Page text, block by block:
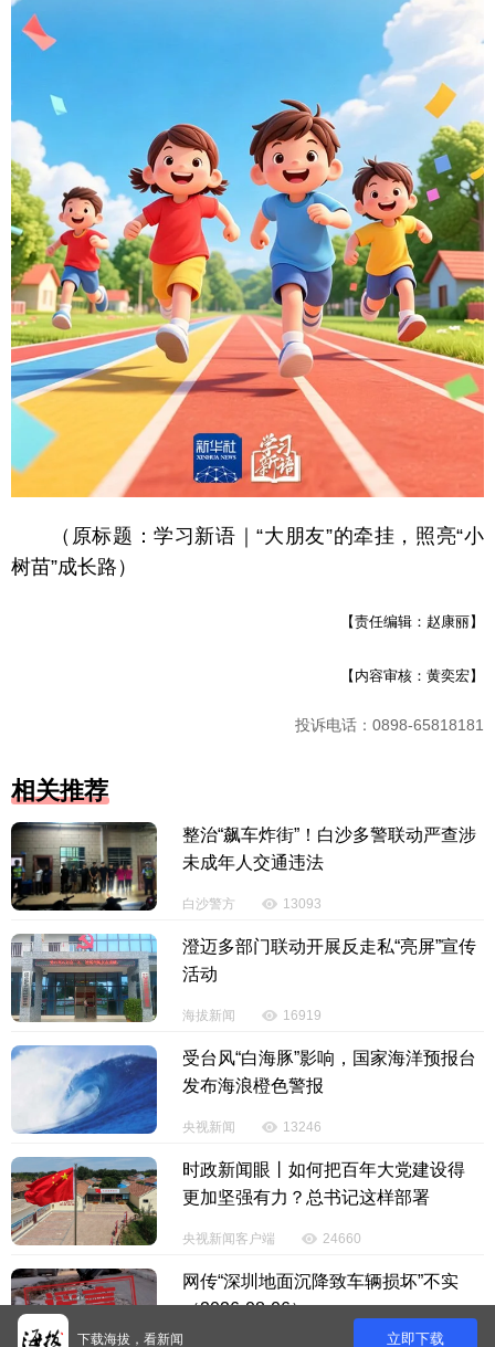
（原标题：学习新语｜“大朋友”的牵挂，照亮“小
树苗”成长路）
【责任编辑：赵康丽】
【内容审核：黄奕宏】
投诉电话：0898-65818181
相关推荐
整治“飙车炸街”！白沙多警联动严查涉
未成年人交通违法
白沙警方 13093
澄迈多部门联动开展反走私“亮屏”宣传
活动
海拔新闻 16919
受台风“白海豚”影响，国家海洋预报台
发布海浪橙色警报
央视新闻 13246
时政新闻眼丨如何把百年大党建设得
更加坚强有力？总书记这样部署
央视新闻客户端 24660
网传“深圳地面沉降致车辆损坏”不实
（2026·08·06）
下载海拔，看新闻 立即下载